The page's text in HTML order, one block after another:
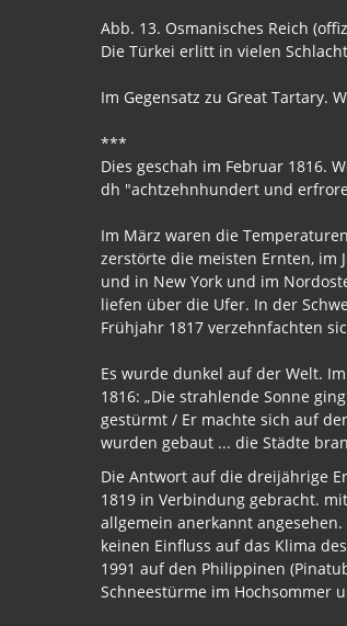
Abb. 13. Osmanisches Reich
Die Türkei erlitt in vielen
Im Gegensatz zu Great Tartary.
***
Dies geschah im Februar 1816.
dh "achtzehnhundert und
Im März waren die
zerstörte die meisten Ernten, im
und in New York und im
liefen über die Ufer. In der
Frühjahr 1817 verzehnfachten
Es wurde dunkel auf der Welt.
1816: „Die strahlende Sonne
gestürmt / Er machte sich auf
wurden gebaut ... die Städte
Die Antwort auf die dreijährige
1819 in Verbindung gebracht.
allgemein anerkannt
keinen Einfluss auf das Klima
1991 auf den Philippinen
Schneestürme im Hochsommer